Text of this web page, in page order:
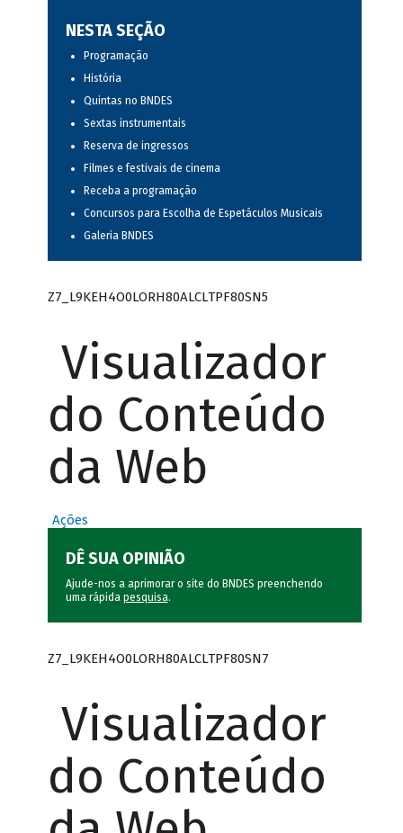
NESTA SEÇÃO
Programação
História
Quintas no BNDES
Sextas instrumentais
Reserva de ingressos
Filmes e festivais de cinema
Receba a programação
Concursos para Escolha de Espetáculos Musicais
Galeria BNDES
Z7_L9KEH4O0LORH80ALCLTPF80SN5
Visualizador
do Conteúdo
da Web
Ações
DÊ SUA OPINIÃO
Ajude-nos a aprimorar o site do BNDES preenchendo
uma rápida pesquisa.
Z7_L9KEH4O0LORH80ALCLTPF80SN7
Visualizador
do Conteúdo